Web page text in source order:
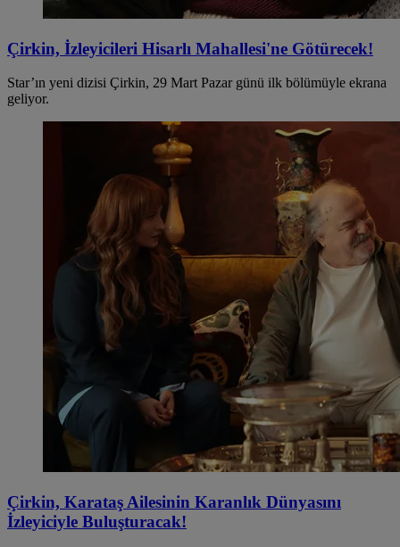
Çirkin, İzleyicileri Hisarlı Mahallesi'ne Götürecek!
Star’ın yeni dizisi Çirkin, 29 Mart Pazar günü ilk bölümüyle ekrana
geliyor.
Çirkin, Karataş Ailesinin Karanlık Dünyasını
İzleyiciyle Buluşturacak!